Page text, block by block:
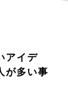
アイデ
が多い事